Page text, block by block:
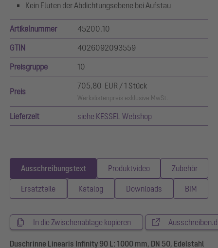
Kein Fluten der Abdichtungsebene bei Aufstau
Artikelnummer 45200.10
GTIN 4026092093559
Preisgruppe 10
Preis
705,80 EUR / 1 Stück
Werkslistenpreis exklusive MwSt.
Lieferzeit siehe KESSEL Webshop
Ausschreibungstext Produktvideo Zubehör
Ersatzteile Katalog Downloads BIM
In die Zwischenablage kopieren
Duschrinne Linearis Infinity 90 L: 1000 mm, DN 50, Edelstahl